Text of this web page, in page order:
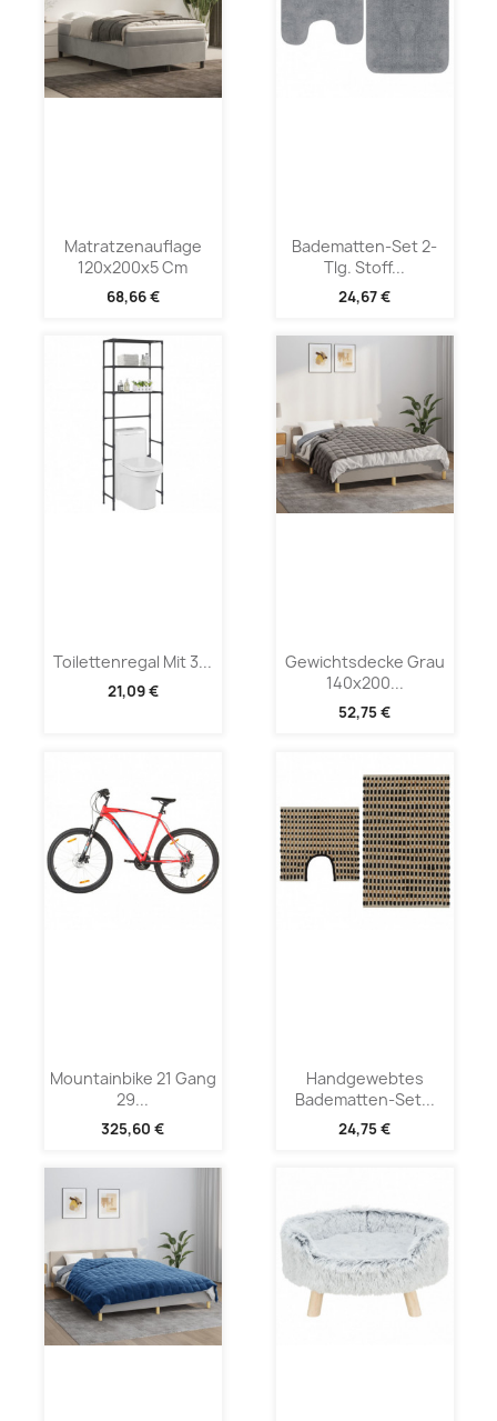
Matratzenauflage
120x200x5 Cm
68,66 €
Badematten-Set 2-
Tlg. Stoff...
24,67 €
Toilettenregal Mit 3...
21,09 €
Gewichtsdecke Grau
140x200...
52,75 €
Mountainbike 21 Gang
29...
325,60 €
Handgewebtes
Badematten-Set...
24,75 €